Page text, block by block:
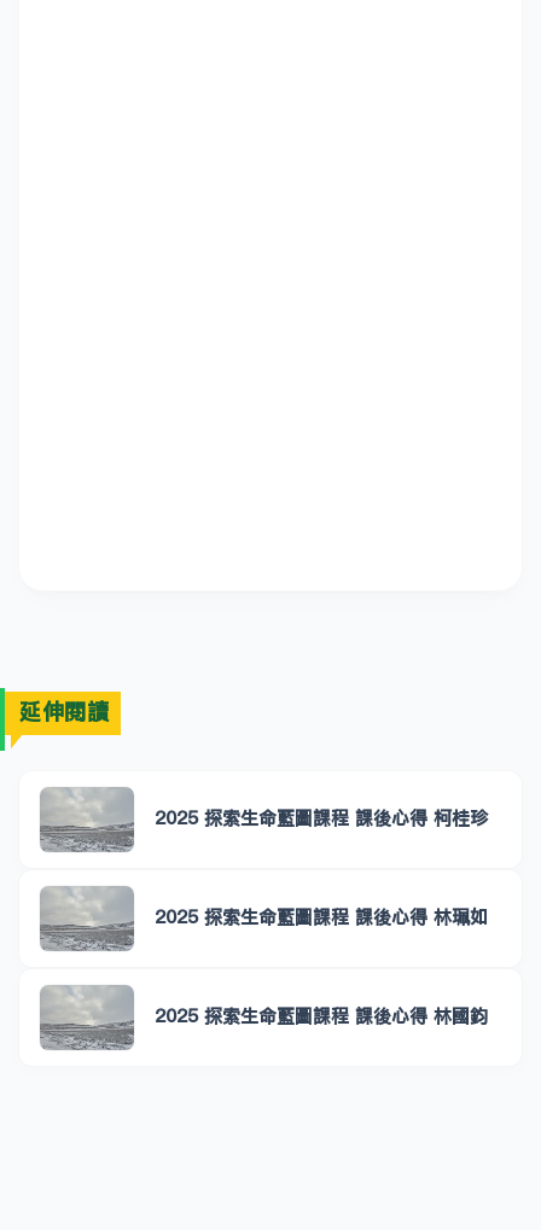
延伸閱讀
2025 探索生命藍圖課程 課後心得 柯桂珍
2025 探索生命藍圖課程 課後心得 林珮如
2025 探索生命藍圖課程 課後心得 林國鈞